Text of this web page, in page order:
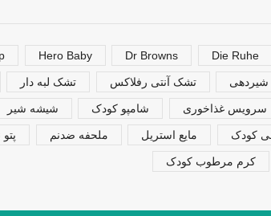
Die Ruhe
Dr Browns
Hero Baby
شیردهی تشک آنتی رفلاکس تشک لبه دار
سرویس غذاخوری شامپو کودک شیشه شیر
کودک مایع استریل ملحفه ضدنم
کرم مرطوب کودک